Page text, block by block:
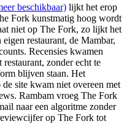
beschikbaar) lijkt het erop
Fork kunstmatig hoog wordt
niet op The Fork, zo lijkt het
restaurant, de Mambar,
Recensies kwamen
zonder echt te
blijven staan. Het
site kwam niet overeen met
Rambam vroeg The Fork
naar een algoritme zonder
op The Fork tot